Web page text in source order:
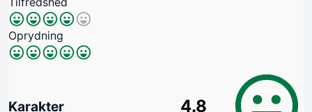
Oprydning
Karakter 4.8